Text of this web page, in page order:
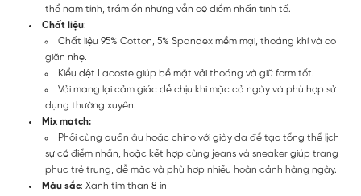
thể nam tính, trầm ổn nhưng vẫn có điểm nhấn tinh tế.
Chất liệu:
Chất liệu 95% Cotton, 5% Spandex mềm mại, thoáng khí và co
giãn nhẹ.
Kiểu dệt Lacoste giúp bề mặt vải thoáng và giữ form tốt.
Vải mang lại cảm giác dễ chịu khi mặc cả ngày và phù hợp sử
dụng thường xuyên.
Mix match:
Phối cùng quần âu hoặc chino với giày da để tạo tổng thể lịch
sự có điểm nhấn, hoặc kết hợp cùng jeans và sneaker giúp trang
phục trẻ trung, dễ mặc và phù hợp nhiều hoàn cảnh hàng ngày.
Màu sắc: Xanh tím than 8 in